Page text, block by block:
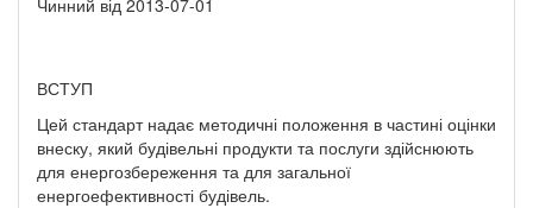
ВСТУП
Цей стандарт надає методичні положення в частині оцінки
внеску, який будівельні продукти та послуги здійснюють
для енергозбереження та для загальної
енергоефективності будівель.